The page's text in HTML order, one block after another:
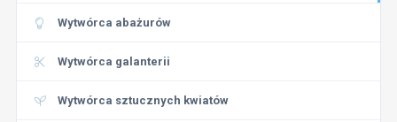
Wytwórca abażurów
Wytwórca galanterii
Wytwórca sztucznych kwiatów